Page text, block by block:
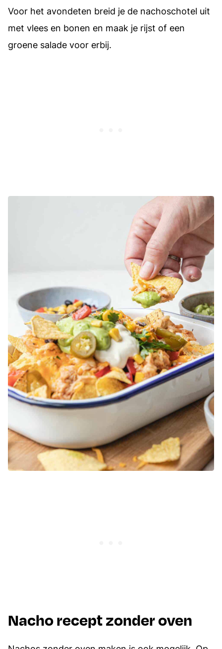
Voor het avondeten breid je de nachoschotel uit
met vlees en bonen en maak je rijst of een
groene salade voor erbij.
Nacho recept zonder oven